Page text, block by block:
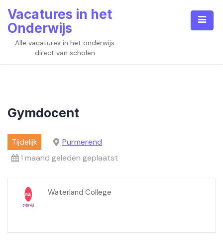
content
Vacatures in het
Onderwijs
Alle vacatures in het onderwijs
direct van scholen
Gymdocent
Tijdelijk
Purmerend
1 maand geleden geplaatst
Waterland College